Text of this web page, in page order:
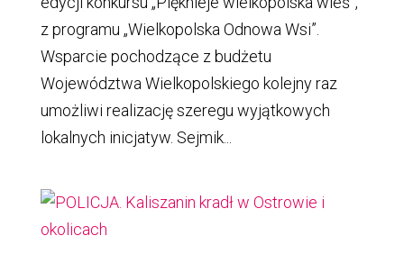
z programu „Wielkopolska Odnowa Wsi”.
Wsparcie pochodzące z budżetu
Województwa Wielkopolskiego kolejny raz
umożliwi realizację szeregu wyjątkowych
lokalnych inicjatyw. Sejmik...